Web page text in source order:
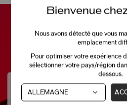
Besoin D'aide?
Clavardez avec l'un de nos
Bienvenue
Nous avons détecté que vous
emplacement
Pour optimiser votre expérience
sélectionner votre pays/région
dessous.